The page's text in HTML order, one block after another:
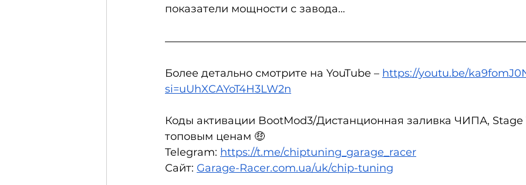
показатели мощности с завода…
Более детально смотрите на YouTube – https://youtu.be/
si=uUhXCAYoT4H3LW2n
Коды активации BootMod3/Дистанционная заливка ЧИПА, Stage
топовым ценам 🤑
Telegram: https://t.me/chiptuning_garage_racer
Сайт: Garage-Racer.com.ua/uk/chip-tuning